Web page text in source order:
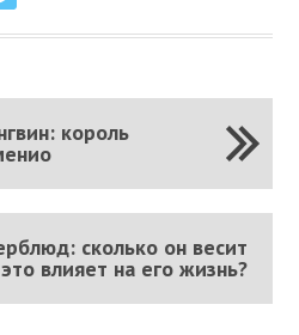
король
сколько он весит
влияет на его жизнь?